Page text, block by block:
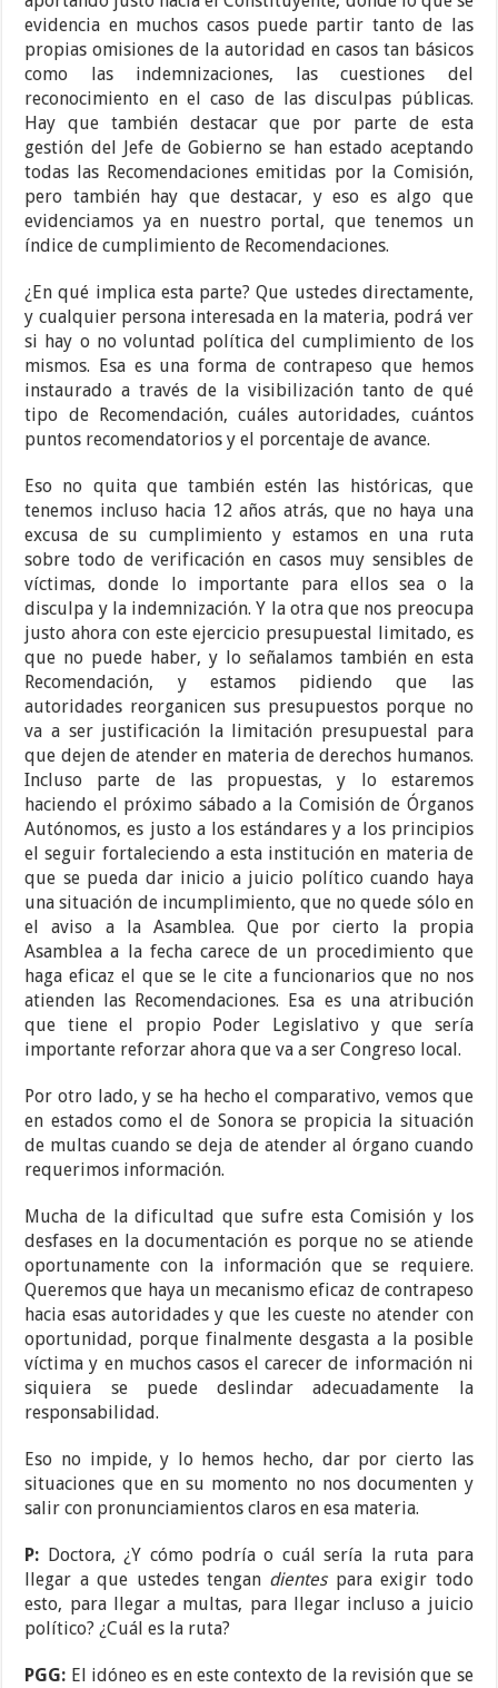
evidencia en muchos casos puede partir tanto de las
propias omisiones de la autoridad en casos tan básicos
como las indemnizaciones, las cuestiones del
reconocimiento en el caso de las disculpas públicas.
Hay que también destacar que por parte de esta
gestión del Jefe de Gobierno se han estado aceptando
todas las Recomendaciones emitidas por la Comisión,
pero también hay que destacar, y eso es algo que
evidenciamos ya en nuestro portal, que tenemos un
índice de cumplimiento de Recomendaciones.
¿En qué implica esta parte? Que ustedes directamente,
y cualquier persona interesada en la materia, podrá ver
si hay o no voluntad política del cumplimiento de los
mismos. Esa es una forma de contrapeso que hemos
instaurado a través de la visibilización tanto de qué
tipo de Recomendación, cuáles autoridades, cuántos
puntos recomendatorios y el porcentaje de avance.
Eso no quita que también estén las históricas, que
tenemos incluso hacia 12 años atrás, que no haya una
excusa de su cumplimiento y estamos en una ruta
sobre todo de verificación en casos muy sensibles de
víctimas, donde lo importante para ellos sea o la
disculpa y la indemnización. Y la otra que nos preocupa
justo ahora con este ejercicio presupuestal limitado, es
que no puede haber, y lo señalamos también en esta
Recomendación, y estamos pidiendo que las
autoridades reorganicen sus presupuestos porque no
va a ser justificación la limitación presupuestal para
que dejen de atender en materia de derechos humanos.
Incluso parte de las propuestas, y lo estaremos
haciendo el próximo sábado a la Comisión de Órganos
Autónomos, es justo a los estándares y a los principios
el seguir fortaleciendo a esta institución en materia de
que se pueda dar inicio a juicio político cuando haya
una situación de incumplimiento, que no quede sólo en
el aviso a la Asamblea. Que por cierto la propia
Asamblea a la fecha carece de un procedimiento que
haga eficaz el que se le cite a funcionarios que no nos
atienden las Recomendaciones. Esa es una atribución
que tiene el propio Poder Legislativo y que sería
importante reforzar ahora que va a ser Congreso local.
Por otro lado, y se ha hecho el comparativo, vemos que
en estados como el de Sonora se propicia la situación
de multas cuando se deja de atender al órgano cuando
requerimos información.
Mucha de la dificultad que sufre esta Comisión y los
desfases en la documentación es porque no se atiende
oportunamente con la información que se requiere.
Queremos que haya un mecanismo eficaz de contrapeso
hacia esas autoridades y que les cueste no atender con
oportunidad, porque finalmente desgasta a la posible
víctima y en muchos casos el carecer de información ni
siquiera se puede deslindar adecuadamente la
responsabilidad.
Eso no impide, y lo hemos hecho, dar por cierto las
situaciones que en su momento no nos documenten y
salir con pronunciamientos claros en esa materia.
P: Doctora, ¿Y cómo podría o cuál sería la ruta para
llegar a que ustedes tengan dientespara exigir todo
esto, para llegar a multas, para llegar incluso a juicio
político? ¿Cuál es la ruta?
PGG: El idóneo es en este contexto de la revisión que se